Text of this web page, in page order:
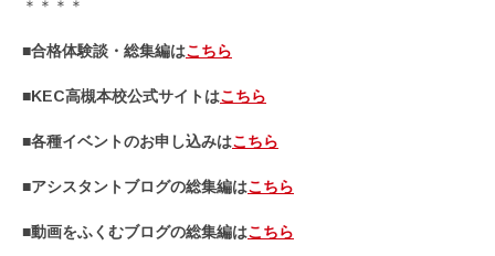
＊＊＊＊
■合格体験談・総集編はこちら
■KEC高槻本校公式サイトはこちら
■各種イベントのお申し込みはこちら
■アシスタントブログの総集編はこちら
■動画をふくむブログの総集編はこちら